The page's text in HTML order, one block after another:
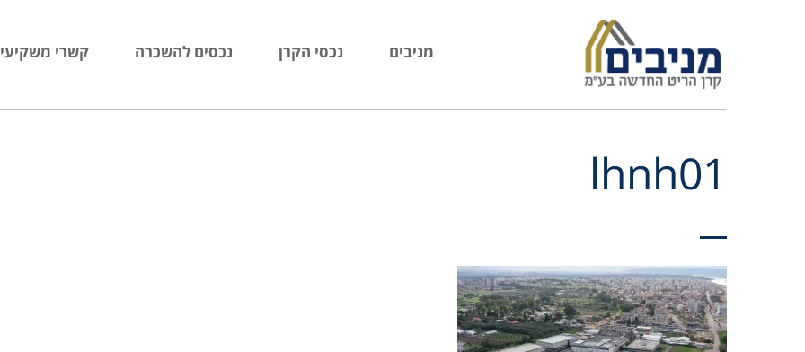
מניבים נכסי הקרן נכסים להשכרה קשרי
lhnh01